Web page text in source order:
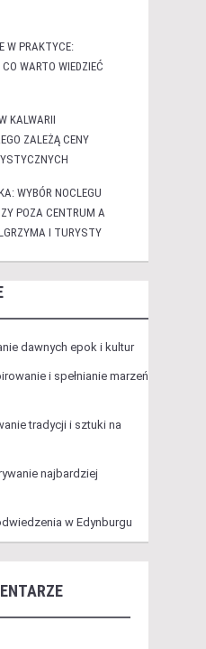
W PRAKTYCE:
WARTO WIEDZIEĆ
KALWARII
ZALEŻĄ CENY
WYBÓR NOCLEGU
POZA CENTRUM A
I TURYSTY
dawnych epok i kultur
i spełnianie marzeń
tradycji i sztuki na
najbardziej
w Edynburgu